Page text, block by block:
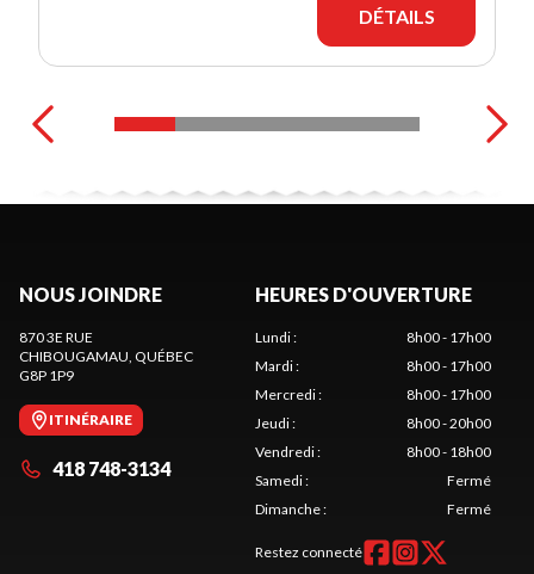
DÉTAILS
NOUS JOINDRE
870 3E RUE
CHIBOUGAMAU , QUÉBEC
G8P 1P9
ITINÉRAIRE
418 748-3134
HEURES D'OUVERTURE
Lundi:
8h00 - 17h00
Mardi:
8h00 - 17h00
Mercredi:
8h00 - 17h00
Jeudi:
8h00 - 20h00
Vendredi:
8h00 - 18h00
Samedi:
Fermé
Dimanche: Fermé
Restez connecté